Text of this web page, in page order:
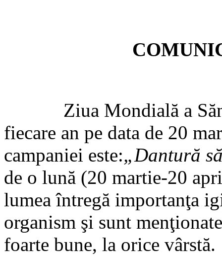
Ziua Mondială a
fiecare an pe data de 20
campaniei este:„Dantură
de o lună (20 martie-20
lumea întregă importanţa
organism şi sunt
foarte bune, la orice vârstă.